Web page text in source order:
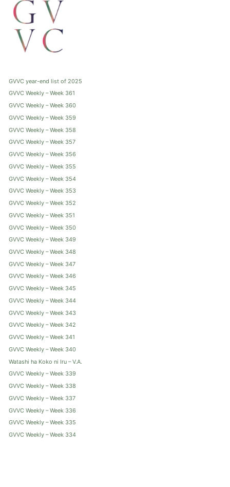
GVVC year-end list of 2025
GVVC Weekly – Week 361
GVVC Weekly – Week 360
GVVC Weekly – Week 359
GVVC Weekly – Week 358
GVVC Weekly – Week 357
GVVC Weekly – Week 356
GVVC Weekly – Week 355
GVVC Weekly – Week 354
GVVC Weekly – Week 353
GVVC Weekly – Week 352
GVVC Weekly – Week 351
GVVC Weekly – Week 350
GVVC Weekly – Week 349
GVVC Weekly – Week 348
GVVC Weekly – Week 347
GVVC Weekly – Week 346
GVVC Weekly – Week 345
GVVC Weekly – Week 344
GVVC Weekly – Week 343
GVVC Weekly – Week 342
GVVC Weekly – Week 341
GVVC Weekly – Week 340
Watashi ha Koko ni Iru – V.A.
GVVC Weekly – Week 339
GVVC Weekly – Week 338
GVVC Weekly – Week 337
GVVC Weekly – Week 336
GVVC Weekly – Week 335
GVVC Weekly – Week 334